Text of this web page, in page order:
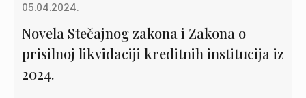
05.04.2024.
Novela Stečajnog zakona i Zakona o
prisilnoj likvidaciji kreditnih institucija iz
2024.